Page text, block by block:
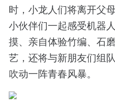
时，小龙人们将离开父
小伙伴们一起感受机器
摸、亲自体验竹编、石
艺，还将与新朋友们组
吹动一阵青春风暴。